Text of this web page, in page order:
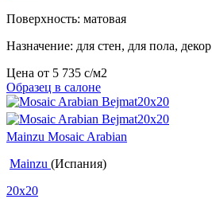
Поверхность: матовая
Назначение: для стен, для пола, декор
Цена от 5 735 c/м2
Образец в салоне
Mainzu Mosaic Arabian
Mainzu (Испания)
20x20